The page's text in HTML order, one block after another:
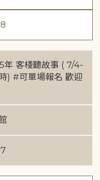
年 客棧聽故事 ( 7/4-
) #可單場報名 歡迎